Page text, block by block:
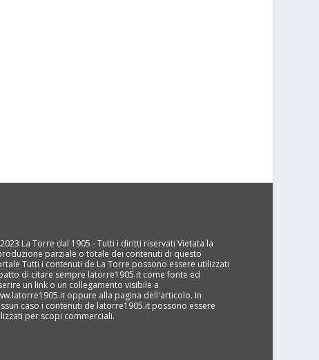
La Torre dal 1905 - Tutti i diritti riservati Vietata la
parziale o totale dei contenuti di questo
Tutti i contenuti de La Torre possono essere utilizzati
di citare sempre latorre1905.it come fonte ed
un link o un collegamento visibile a
oppure alla pagina dell'articolo. In
caso i contenuti de latorre1905.it possono essere
per scopi commerciali.